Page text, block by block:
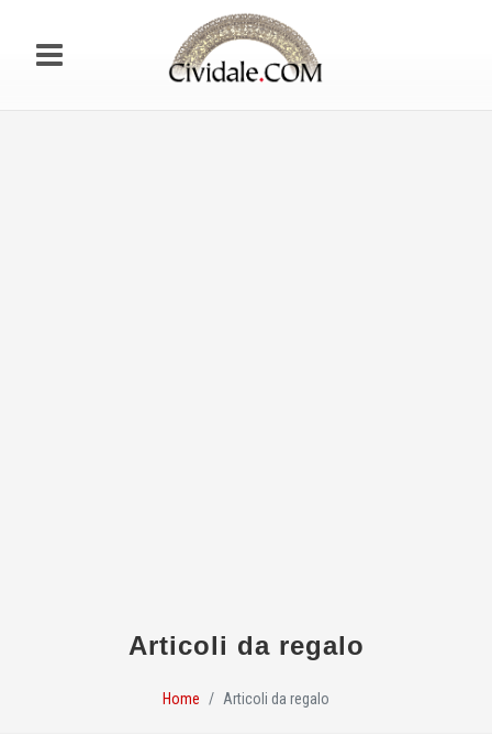
Articoli da regalo
Home Articoli da regalo